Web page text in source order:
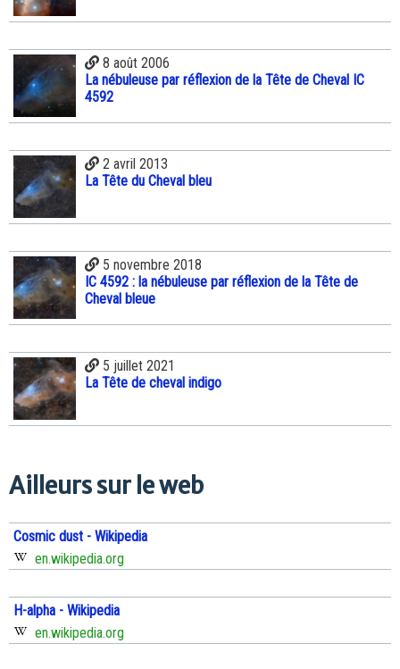
8 août 2006
La nébuleuse par réflexion de la Tête de Cheval IC
4592
2 avril 2013
La Tête du Cheval bleu
5 novembre 2018
IC 4592 : la nébuleuse par réflexion de la Tête de
Cheval bleue
5 juillet 2021
La Tête de cheval indigo
Ailleurs sur le web
Cosmic dust - Wikipedia
en.wikipedia.org
H-alpha - Wikipedia
en.wikipedia.org